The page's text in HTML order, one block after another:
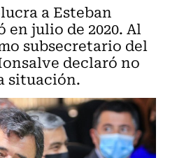
a Esteban
julio de 2020. Al
subsecretario del
declaró no
situación.